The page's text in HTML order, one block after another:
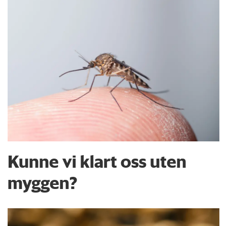
Kunne vi klart oss uten
myggen?